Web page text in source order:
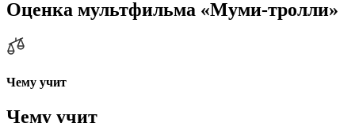
Оценка мультфильма «Муми-тролли»
Чему учит
Чему учит